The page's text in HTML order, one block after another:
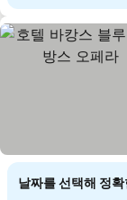
날짜를 선택해 정